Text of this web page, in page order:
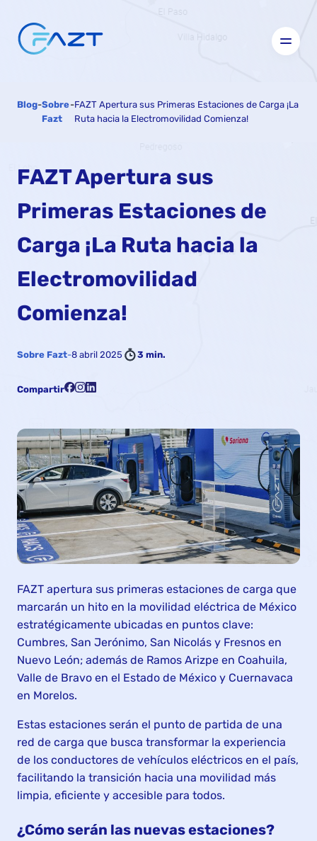
Blog-Sobre
Fazt
-FAZT Apertura sus Primeras Estaciones de Carga ¡La
Ruta hacia la Electromovilidad Comienza!
FAZT Apertura sus
Primeras Estaciones de
Carga ¡La Ruta hacia la
Electromovilidad
Comienza!
Sobre Fazt-8 abril 2025 3 min.
Compartir
FAZT apertura sus primeras estaciones de carga que
marcarán un hito en la movilidad eléctrica de México
estratégicamente ubicadas en puntos clave:
Cumbres, San Jerónimo, San Nicolás y Fresnos en
Nuevo León; además de Ramos Arizpe en Coahuila,
Valle de Bravo en el Estado de México y Cuernavaca
en Morelos.
Estas estaciones serán el punto de partida de una
red de carga que busca transformar la experiencia
de los conductores de vehículos eléctricos en el país,
facilitando la transición hacia una movilidad más
limpia, eficiente y accesible para todos.
¿Cómo serán las nuevas estaciones?